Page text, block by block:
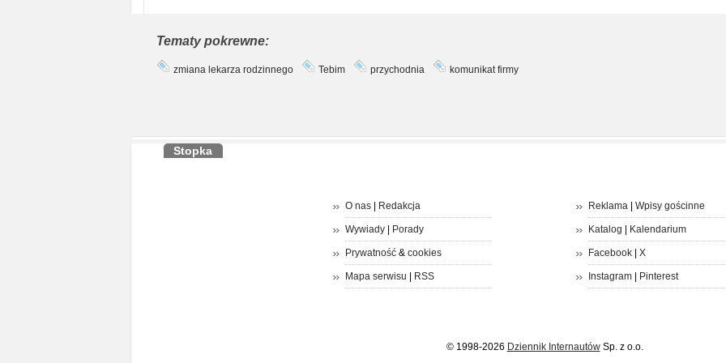
Tematy pokrewne:
zmiana lekarza rodzinnego Tebim przychodnia komunikat firmy
Stopka
O nas| Redakcja
Wywiady| Porady
Prywatność& cookies
Mapa serwisu | RSS
Reklama | Wpisy gościnne
Katalog | Kalendarium
Facebook| X
Instagram| Pinterest
© 1998-2026 Dziennik InternautówSp. z o.o.